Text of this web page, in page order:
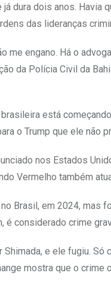
dura dois anos. Havia
das lideranças
me engano. Há o
da Polícia Civil da
está
o Trump que ele não
nos Estados
Vermelho também
Brasil, em 2024,
considerado crime
Shimada, e ele fugiu.
mostra que o